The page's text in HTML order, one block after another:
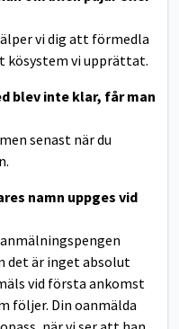
vi dig att förmedla
kösystem vi upprättat.
blev inte klar, får man
senast när du
namn uppges vid
det är inget absolut
vid första ankomst
följer. Din oanmälda